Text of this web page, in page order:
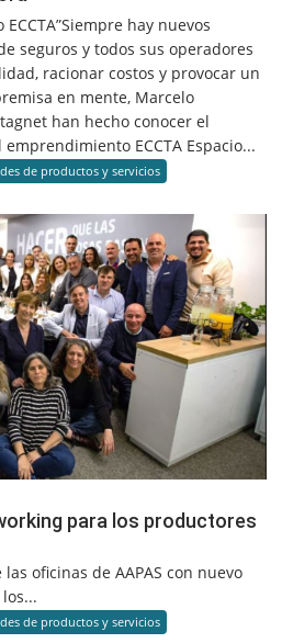
ECCTA”Siempre hay nuevos
seguros y todos sus operadores
racionar costos y provocar un
en mente, Marcelo
han hecho conocer el
ECCTA Espacio...
de productos y servicios
para los productores
oficinas de AAPAS con nuevo
de productos y servicios